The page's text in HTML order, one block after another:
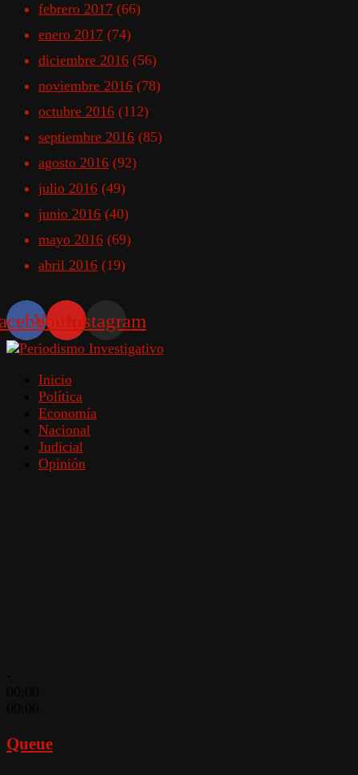
febrero 2017 (66)
enero 2017 (74)
diciembre 2016 (56)
noviembre 2016 (78)
octubre 2016 (112)
septiembre 2016 (85)
agosto 2016 (92)
julio 2016 (49)
junio 2016 (40)
mayo 2016 (69)
abril 2016 (19)
YoutubeInstagram
Inicio
Política
Economía
Nacional
Judicial
Opinión
Queue